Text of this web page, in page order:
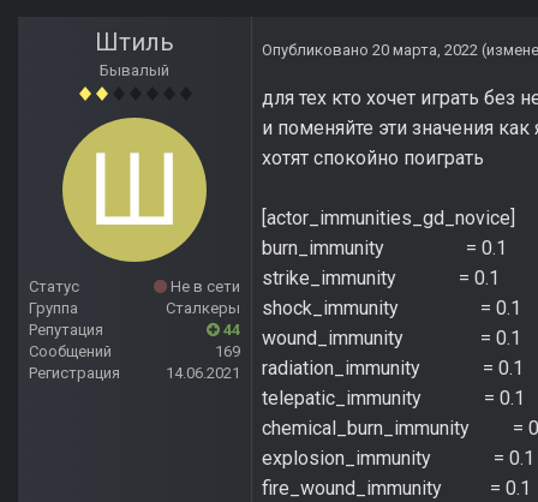
Штиль
Бывалый
Статус
Не в сети
Группа
Сталкеры
Репутация
44
Сообщений
169
Регистрация
14.06.2021
Опубликовано 20 марта, 2022
для тех кто хочет играть
и поменяйте эти значения
хотят спокойно поиграть
[actor_immunities_gd_novice]
burn_immunity = 0.1
strike_immunity = 0.1
shock_immunity = 0.1
wound_immunity = 0.1
radiation_immunity = 0.1
telepatic_immunity = 0.1
chemical_burn_immunity =
explosion_immunity = 0.1
fire_wound_immunity = 0.1